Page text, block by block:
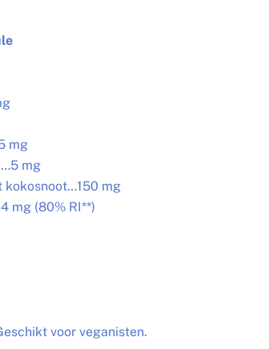
mg
mg
kokosnoot…150 mg
mg (80% RI**)
voor veganisten.